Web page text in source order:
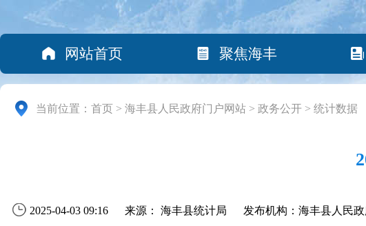
网站首页 聚焦海丰
当前位置： 首页 > 海丰县人民政府门户网站 > 政务公开 > 统计数据
2025-04-03 09:16 来源： 海丰县统计局 发布机构：海丰县人民